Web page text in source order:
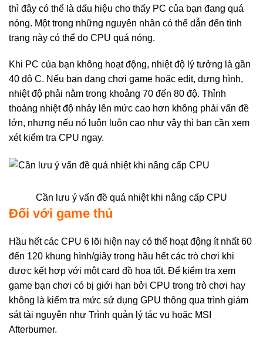
thì đây có thể là dấu hiệu cho thấy PC của bạn đang quá
nóng. Một trong những nguyên nhân có thể dẫn đến tình
trạng này có thể do CPU quá nóng.
Khi PC của bạn không hoạt động, nhiệt độ lý tưởng là gần
40 độ C. Nếu bạn đang chơi game hoặc edit, dựng hình,
nhiệt độ phải nằm trong khoảng 70 đến 80 độ. Thỉnh
thoảng nhiệt độ nhảy lên mức cao hơn không phải vấn đề
lớn, nhưng nếu nó luôn luôn cao như vậy thì bạn cần xem
xét kiểm tra CPU ngay.
Cần lưu ý vấn đề quá nhiệt khi nâng cấp CPU
Đối với game thủ
Hầu hết các CPU 6 lõi hiện nay có thể hoạt động ít nhất 60
đến 120 khung hình/giây trong hầu hết các trò chơi khi
được kết hợp với một card đồ họa tốt. Để kiểm tra xem
game bạn chơi có bị giới hạn bởi CPU trong trò chơi hay
không là kiểm tra mức sử dụng GPU thông qua trình giám
sát tài nguyên như Trình quản lý tác vụ hoặc MSI
Afterburner.